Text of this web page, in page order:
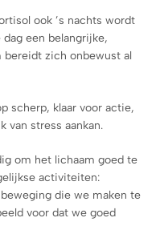
ook ’s nachts wordt
een belangrijke,
bereidt zich onbewust al
scherp, klaar voor actie,
van stress aankan.
om het lichaam goed te
activiteiten:
die we maken te
voor dat we goed